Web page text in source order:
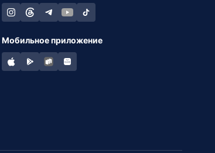
Мобильное приложение